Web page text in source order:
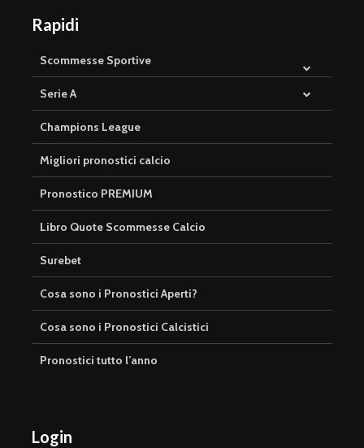
Rapidi
Scommesse Sportive
Serie A
Champions League
Migliori pronostici calcio
Pronostico PREMIUM
Libro Quote Scommesse Calcio
Surebet
Cosa sono i Pronostici Aperti?
Cosa sono i Pronostici Calcistici
Pronostici tutto l’anno
Login